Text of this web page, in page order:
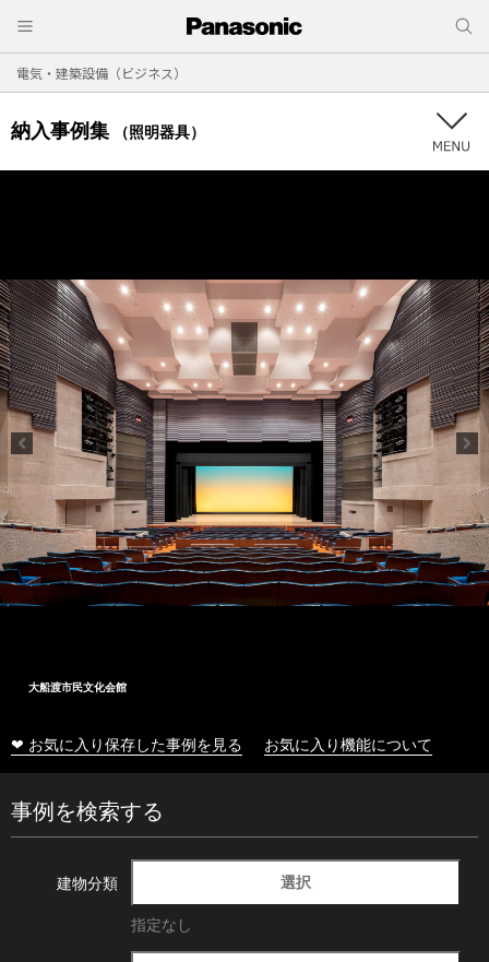
電気・建築設備（ビジネス）
納入事例集 （照明器具）
大船渡市民文化会館
❤ お気に入り保存した事例を見る お気に入り機能について
事例を検索する
建物分類 選択
指定なし